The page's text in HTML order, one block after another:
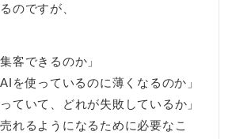
のですが、
客できるのか」
を使っているのに薄くなるのか」
ていて、どれが失敗しているか」
れるようになるために必要なこ